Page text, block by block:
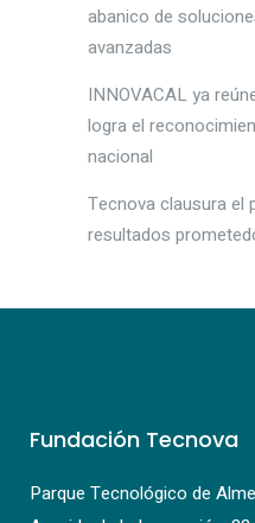
abanico de
avanzadas
INNOVACAL ya
logra el
nacional
Tecnova clausura el
resultados
Fundación Tecnova
Parque Tecnológico de